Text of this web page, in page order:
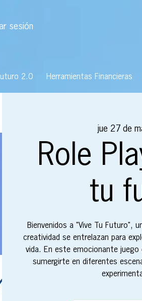
sesión
2.0 Herramientas Financieras
jue 27 de
Role
tu
Bienvenidos a "Vive Tu Futuro",
creatividad se entrelazan para
vida. En este emocionante
sumergirte en diferentes